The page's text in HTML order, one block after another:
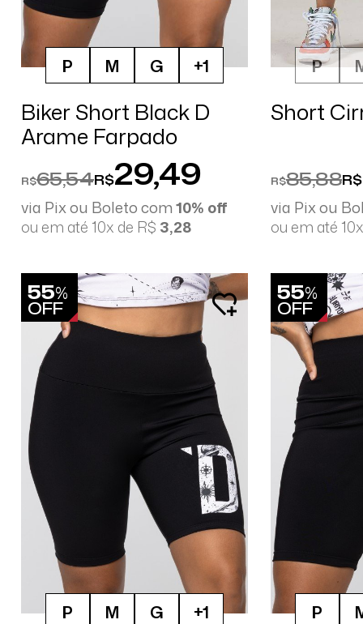
P M G +1
Biker Short Black D
Arame Farpado
R$65,54R$29,49
via Pix ou Boleto com10% off
ou em até 10x de R$ 3,28
P
Short
R$85,88R$
via Pix ou
ou em até
55%
OFF
P M G +1
55%
OFF
P